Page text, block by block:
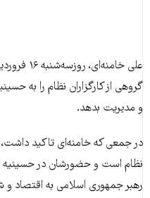
علی
گروهی از کارگزاران نظام را به
و مدیریت بدهد.
در جمعی که خامنه‌ای تاکید
نظام است و حضورشان در
رهبر جمهوری اسلامی به اقتصاد و